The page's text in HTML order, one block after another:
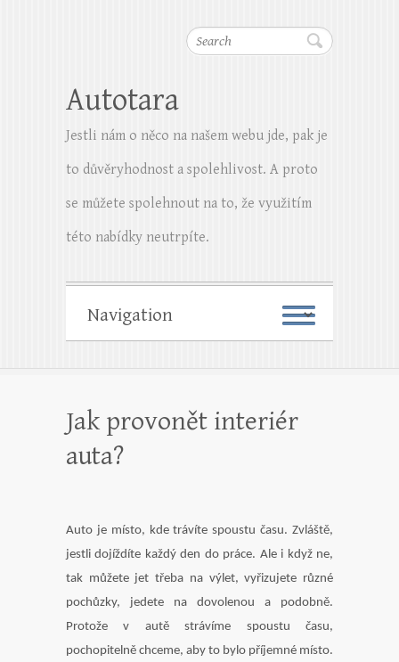
Search
Autotara
Jestli nám o něco na našem webu jde, pak je
to důvěryhodnost a spolehlivost. A proto
se můžete spolehnout na to, že využitím
této nabídky neutrpíte.
Jak provonět interiér
auta?
Auto je místo, kde trávíte spoustu času. Zvláště,
jestli dojíždíte každý den do práce. Ale i když ne,
tak můžete jet třeba na výlet, vyřizujete různé
pochůzky, jedete na dovolenou a podobně.
Protože v autě strávíme spoustu času,
pochopitelně chceme, aby to bylo příjemné místo.